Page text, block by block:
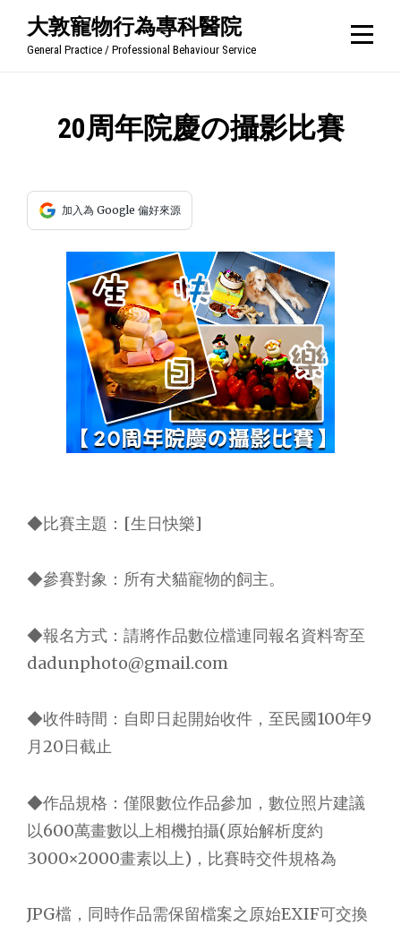
大敦寵物行為專科醫院
General Practice / Professional Behaviour Service
20周年院慶の攝影比賽
加入為 Google 偏好來源
◆比賽主題：[生日快樂]
◆參賽對象：所有犬貓寵物的飼主。
◆報名方式：請將作品數位檔連同報名資料寄至
dadunphoto@gmail.com
◆收件時間：自即日起開始收件，至民國100年9
月20日截止
◆作品規格：僅限數位作品參加，數位照片建議
以600萬畫數以上相機拍攝(原始解析度約
3000×2000畫素以上)，比賽時交件規格為
JPG檔，同時作品需保留檔案之原始EXIF可交換
導
覽